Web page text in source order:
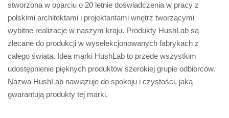
stworzona w oparciu o 20 letnie doświadczenia w pracy z
polskimi architektami i projektantami wnętrz tworzącymi
wybitne realizacje w naszym kraju. Produkty HushLab są
zlecane do produkcji w wyselekcjonowanych fabrykach z
całego świata. Idea marki HushLab to przede wszystkim
udostępnienie pięknych produktów szerokiej grupie odbiorców.
Nazwa HushLab nawiązuje do spokoju i czystości, jaką
gwarantują produkty tej marki.